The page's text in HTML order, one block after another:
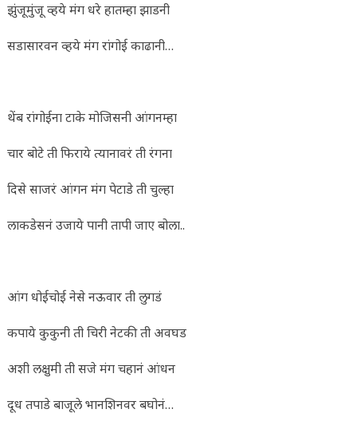
झुंजूमुंजू व्हये मंग धरे हातम्हा झाडनी
सडासारवन व्हये मंग रांगोई काढानी…
थेंब रांगोईना टाके मोजिसनी आंगनम्हा
चार बोटे ती फिराये त्यानावरं ती रंगना
दिसे साजरं आंगन मंग पेटाडे ती चुल्हा
लाकडेसनं उजाये पानी तापी जाए बोला..
आंग धोईचोई नेसे नऊवार ती लुगडं
कपाये कुकुनी ती चिरी नेटकी ती अवघड
अशी लक्षुमी ती सजे मंग चहानं आंधन
दूध तपाडे बाजूले भानशिनवर बघोनं…